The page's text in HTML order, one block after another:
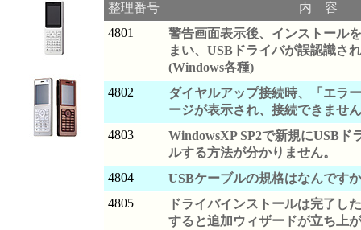
整理番号
内 容
4801
警告画面表示後、インストール
まい、USBドライバが誤認識さ
(Windows各種)
4802
ダイヤルアップ接続時、「エラ
ージが表示され、接続できませ
4803
WindowsXP SP2で新規にUSBド
ルする方法が分かりません。
4804
USBケーブルの規格はなんです
4805
ドライバインストールは完了し
すると追加ウィザードが立ち上